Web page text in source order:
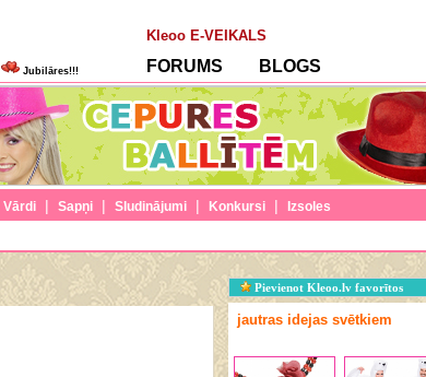
Jubilāres!!!
Kleoo E-VEIKALS
FORUMS BLOGS
Vārdi | Sapņi | Sludinājumi | Konkursi |
Izsoles
Pievienot Kleoo.lv favorītos
jautras idejas svētkiem